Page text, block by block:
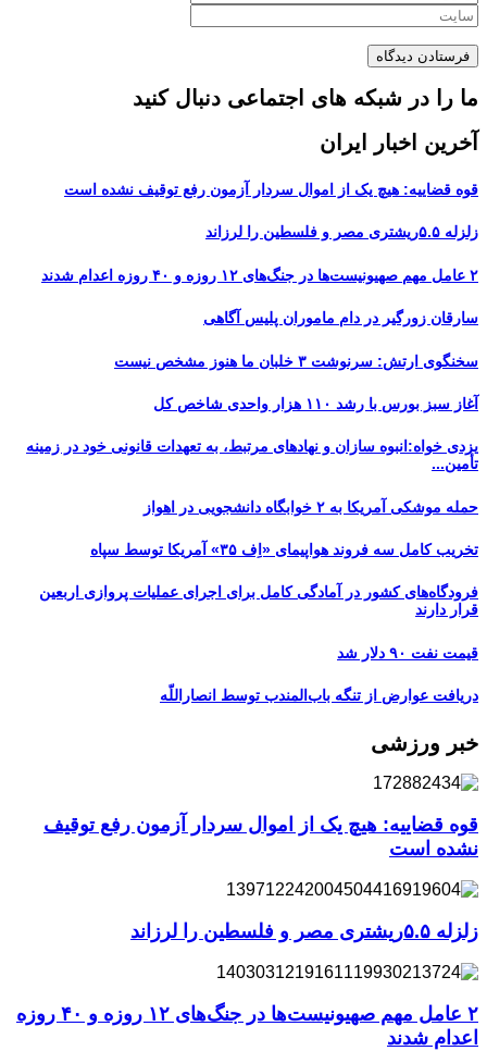
ما را در شبکه های اجتماعی دنبال کنید
آخرین اخبار ایران
قوه قضاییه: هیچ یک از اموال سردار آزمون رفع توقیف نشده است
زلزله ۵.۵ریشتری مصر و فلسطین را لرزاند
۲ عامل مهم صهیونیست‌ها در جنگ‌های ۱۲ روزه و ۴۰ روزه اعدام شدند
سارقان زورگیر در دام ماموران پلیس آگاهی
سخنگوی ارتش: سرنوشت ۳ خلبان ما هنوز مشخص نیست
آغاز سبز بورس با رشد ۱۱۰ هزار واحدی شاخص کل
یزدی خواه:انبوه سازان و نهادهای مرتبط، به تعهدات قانونی خود در زمینه
تأمین...
حمله موشکی آمریکا به ۲ خوابگاه دانشجویی در اهواز
تخریب کامل سه فروند هواپیمای «اِف ۳۵» آمریکا توسط سپاه
فرودگاه‌های کشور در آمادگی کامل برای اجرای عملیات پروازی اربعین
قرار دارند
قیمت نفت ۹۰ دلار شد
دریافت عوارض از تنگه باب‌المندب توسط انصاراللّه
خبر ورزشی
قوه قضاییه: هیچ یک از اموال سردار آزمون رفع توقیف
نشده است
زلزله ۵.۵ریشتری مصر و فلسطین را لرزاند
۲ عامل مهم صهیونیست‌ها در جنگ‌های ۱۲ روزه و ۴۰ روزه
اعدام شدند